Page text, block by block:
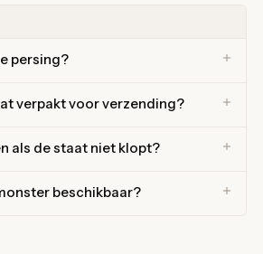
persing?
verpakt voor verzending?
als de staat niet klopt?
beschikbaar?